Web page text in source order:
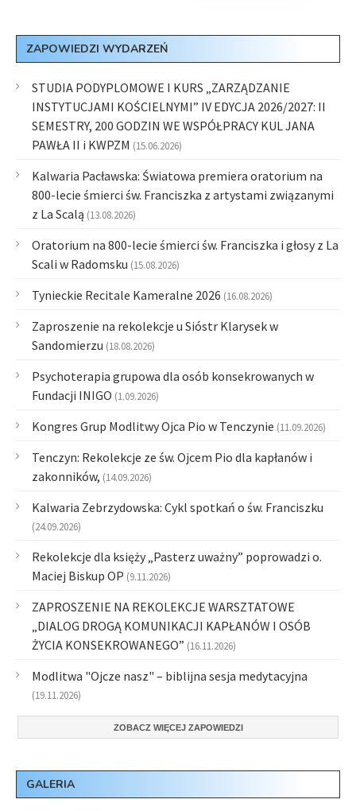
ZAPOWIEDZI WYDARZEŃ
STUDIA PODYPLOMOWE I KURS „ZARZĄDZANIE
INSTYTUCJAMI KOŚCIELNYMI” IV EDYCJA 2026/2027: II
SEMESTRY, 200 GODZIN WE WSPÓŁPRACY KUL JANA
PAWŁA II i KWPZM (15.06.2026)
Kalwaria Pacławska: Światowa premiera oratorium na
800-lecie śmierci św. Franciszka z artystami związanymi
z La Scalą (13.08.2026)
Oratorium na 800-lecie śmierci św. Franciszka i głosy z La
Scali w Radomsku (15.08.2026)
Tynieckie Recitale Kameralne 2026 (16.08.2026)
Zaproszenie na rekolekcje u Sióstr Klarysek w
Sandomierzu (18.08.2026)
Psychoterapia grupowa dla osób konsekrowanych w
Fundacji INIGO (1.09.2026)
Kongres Grup Modlitwy Ojca Pio w Tenczynie (11.09.2026)
Tenczyn: Rekolekcje ze św. Ojcem Pio dla kapłanów i
zakonników, (14.09.2026)
Kalwaria Zebrzydowska: Cykl spotkań o św. Franciszku
(24.09.2026)
Rekolekcje dla księży „Pasterz uważny” poprowadzi o.
Maciej Biskup OP (9.11.2026)
ZAPROSZENIE NA REKOLEKCJE WARSZTATOWE
„DIALOG DROGĄ KOMUNIKACJI KAPŁANÓW I OSÓB
ŻYCIA KONSEKROWANEGO” (16.11.2026)
Modlitwa "Ojcze nasz" – biblijna sesja medytacyjna
(19.11.2026)
ZOBACZ WIĘCEJ ZAPOWIEDZI
GALERIA